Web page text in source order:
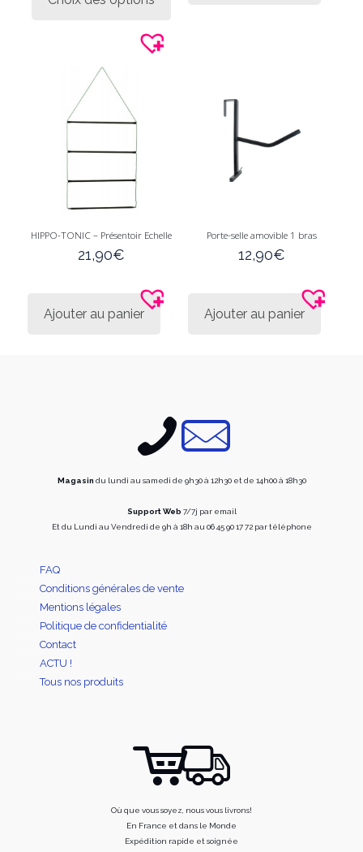
HIPPO-TONIC – Présentoir Echelle
21,90€
Ajouter au panier
Porte-selle amovible 1 bras
12,90€
Ajouter au panier
Magasin du lundi au samedi de 9h30 à 12h30 et de 14h00 à 18h30
Support Web 7/7j par email
Et du Lundi au Vendredi de 9h à 18h au 06 45 90 17 72 par téléphone
FAQ
Conditions générales de vente
Mentions légales
Politique de confidentialité
Contact
ACTU !
Tous nos produits
Où que vous soyez, nous vous livrons!
En France et dans le Monde
Expédition rapide et soignée